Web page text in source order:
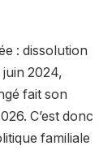
: dissolution
juin 2024,
fait son
C’est donc
familiale